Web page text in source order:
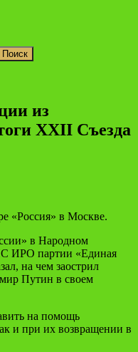
из
XXII Съезда
«Россия» в Москве.
в Народном
ИРО партии «Единая
на чем заострил
Путин в своем
на помощь
и при их возвращении в